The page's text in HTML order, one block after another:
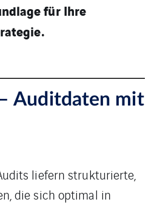
für Ihre
Auditdaten mit
liefern strukturierte,
die sich optimal in